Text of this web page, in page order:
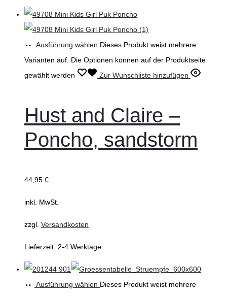
Ausführung wählen Dieses Produkt weist mehrere
Varianten auf. Die Optionen können auf der Produktseite
gewählt werden
Zur Wunschliste hinzufügen
Hust and Claire –
Poncho, sandstorm
44,95 €
inkl. MwSt.
zzgl. Versandkosten
Lieferzeit: 2-4 Werktage
Ausführung wählen Dieses Produkt weist mehrere